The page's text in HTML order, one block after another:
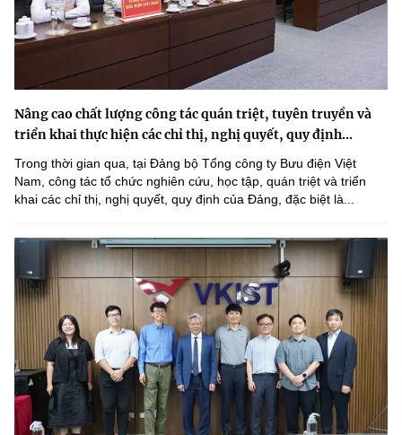
Nâng cao chất lượng công tác quán triệt, tuyên truyền và
triển khai thực hiện các chỉ thị, nghị quyết, quy định...
Trong thời gian qua, tại Đảng bộ Tổng công ty Bưu điện Việt
Nam, công tác tổ chức nghiên cứu, học tập, quán triệt và triển
khai các chỉ thị, nghị quyết, quy định của Đảng, đặc biệt là...